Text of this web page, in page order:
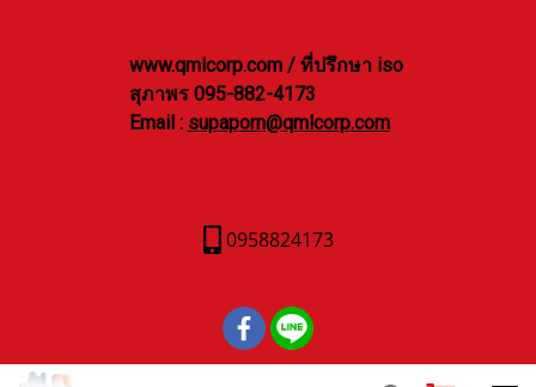
www.qmlcorp.com / ที่ปรึกษา iso
สุภาพร 095-882-4173
Email : supaporn@qmlcorp.com
0958824173